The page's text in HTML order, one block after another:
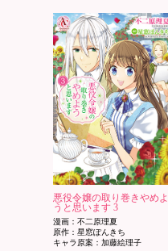
悪役令嬢の取り巻きやめよ
うと思います 3
漫画：不二原理夏
原作：星窓ぽんきち
キャラ原案：加藤絵理子